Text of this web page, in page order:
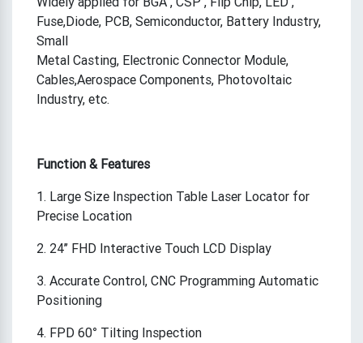
Fuse,Diode, PCB, Semiconductor, Battery Industry,
Small
Metal Casting, Electronic Connector Module,
Cables,Aerospace Components, Photovoltaic
Industry, etc.
Function & Features
1. Large Size Inspection Table Laser Locator for
Precise Location
2. 24’’ FHD Interactive Touch LCD Display
3. Accurate Control, CNC Programming Automatic
Positioning
4. FPD 60° Tilting Inspection